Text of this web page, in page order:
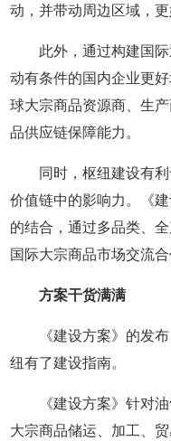
动，并带动周边区域，
此外，通过构建国
动有条件的国内企业更
球大宗商品资源商、生
品供应链保障能力。
同时，枢纽建设有
价值链中的影响力。《
的结合，通过多品类、
国际大宗商品市场交流合
方案干货满满
《建设方案》的发
纽有了建设指南。
《建设方案》针对
大宗商品储运、加工、